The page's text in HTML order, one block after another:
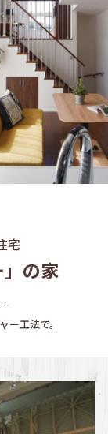
宅
」の家
…
ー工法で。